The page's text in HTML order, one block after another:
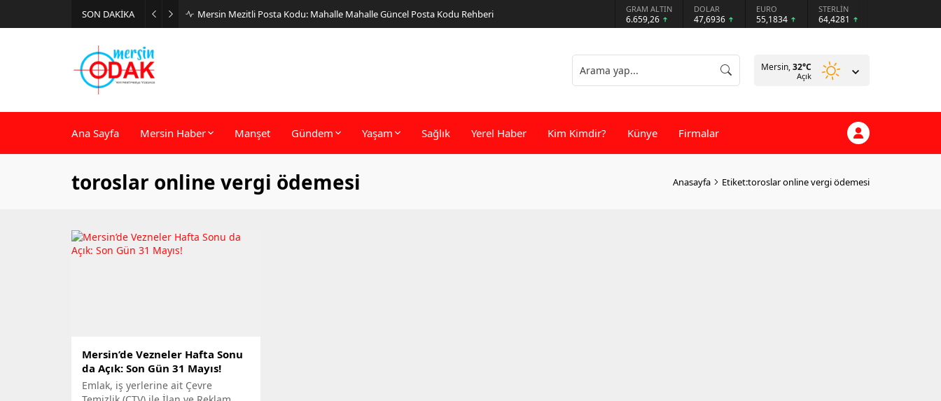
SON DAKİKA Mersin Mezitli Posta Kodu: Mahalle Mahalle Güncel Posta Kodu Rehberi GRAM ALTIN
6.659,26
DOLAR
47,6936
EURO
55,1834
STERLİN
64,4281
Mersin,32°C
Açık
Ana Sayfa Mersin Haber Manşet Gündem Yaşam Sağlık Yerel Haber Kim Kimdir? Künye Firmalar
toroslar online vergi ödemesi Anasayfa Etiket:toroslar online vergi ödemesi
Mersin’de Vezneler Hafta Sonu
da Açık: Son Gün 31 Mayıs!
Emlak, iş yerlerine ait Çevre